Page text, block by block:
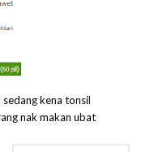
kena tonsil
nak makan ubat